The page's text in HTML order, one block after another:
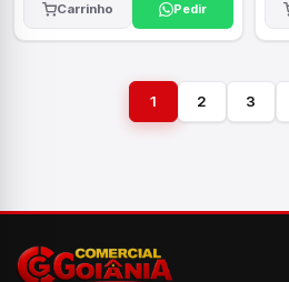
Carrinho Pedir
1 2 3